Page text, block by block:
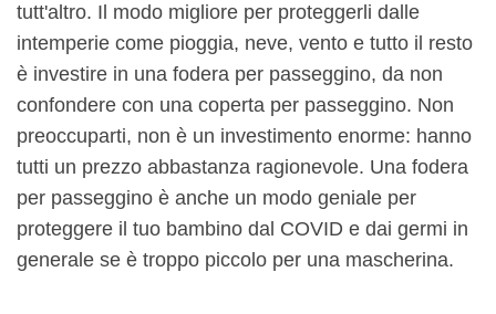
tutt'altro. Il modo migliore per proteggerli dalle
intemperie come pioggia, neve, vento e tutto il resto
è investire in una fodera per passeggino, da non
confondere con una coperta per passeggino. Non
preoccuparti, non è un investimento enorme: hanno
tutti un prezzo abbastanza ragionevole. Una fodera
per passeggino è anche un modo geniale per
proteggere il tuo bambino dal COVID e dai germi in
generale se è troppo piccolo per una mascherina.